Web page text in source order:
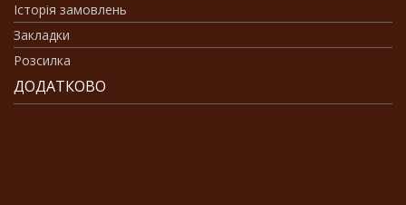
Історія замовлень
Закладки
Розсилка
ДОДАТКОВО